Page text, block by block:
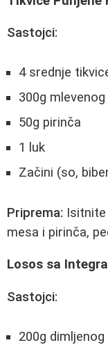
Sastojci:
4 srednje
300g
50g pirinča
1 luk
Začini (so,
Priprema:
mesa i pirinča,
Losos sa
Sastojci:
200g